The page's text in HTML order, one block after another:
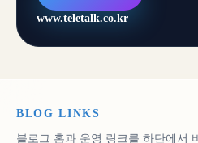
www.teletalk.co.kr
BLOG LINKS
블로그 홈과 운영 링크를 하단에서